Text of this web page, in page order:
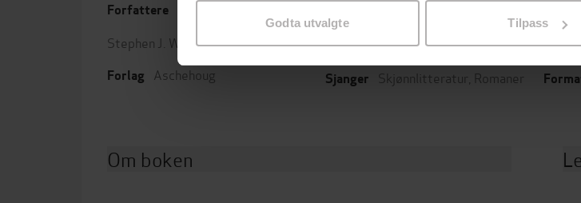
Godta utvalgte Tilpass
Forfattere
Stephen J. Walton(forfatter)
Forlag Aschehoug
Lengde 250sider
Sjanger Skjønnlitteratur Romaner
Språk
Om boken